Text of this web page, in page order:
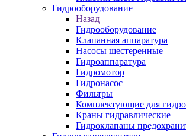
Гидрооборудование
Назад
Гидрооборудование
Клапанная аппаратура
Насосы шестеренные
Гидроаппаратура
Гидромотор
Гидронасос
Фильтры
Комплектующие для
Краны гидравлические
Гидроклапаны